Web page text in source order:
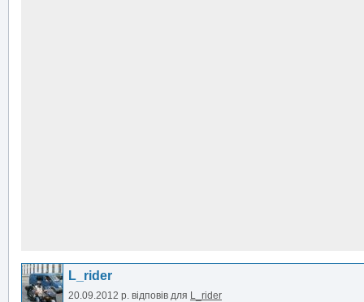
L_rider
20.09.2012 р. відповів для L_rider